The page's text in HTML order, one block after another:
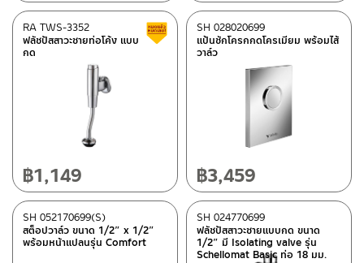
ฟลัชปัสสาวะชายท่อโค้ง แบบ
กด
RA TWS-3352 Clearance sale
฿1,149
แป้นชักโครกกดโครเมียม พร้อมไส้
วาล์ว
SH 028020699
฿3,459
สต็อปวาล์ว ขนาด 1/2″ x 1/2″
พร้อมหน้าแปลนรุ่น Comfort
SH 052170699(S)
ฟลัชปัสสาวะชายแบบกด ขนาด
1/2″ มี Isolating valve รุ่น
Schellomat Basic ท่อ 18 มม.
SH 024770699